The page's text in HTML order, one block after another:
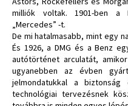
milliók voltak. 1901-ben a
„Mercedes” -t.
De mi hatalmasabb, mint egy
És 1926, a DMG és a Benz
autótörténet arculatát,
ugyanebben az évben
jelmondatukkal a
technológiai tervezésnek